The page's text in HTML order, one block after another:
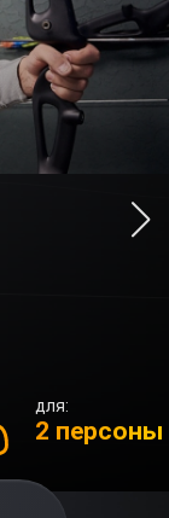
для:
2 персоны